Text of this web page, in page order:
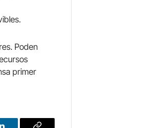
Poden
primer